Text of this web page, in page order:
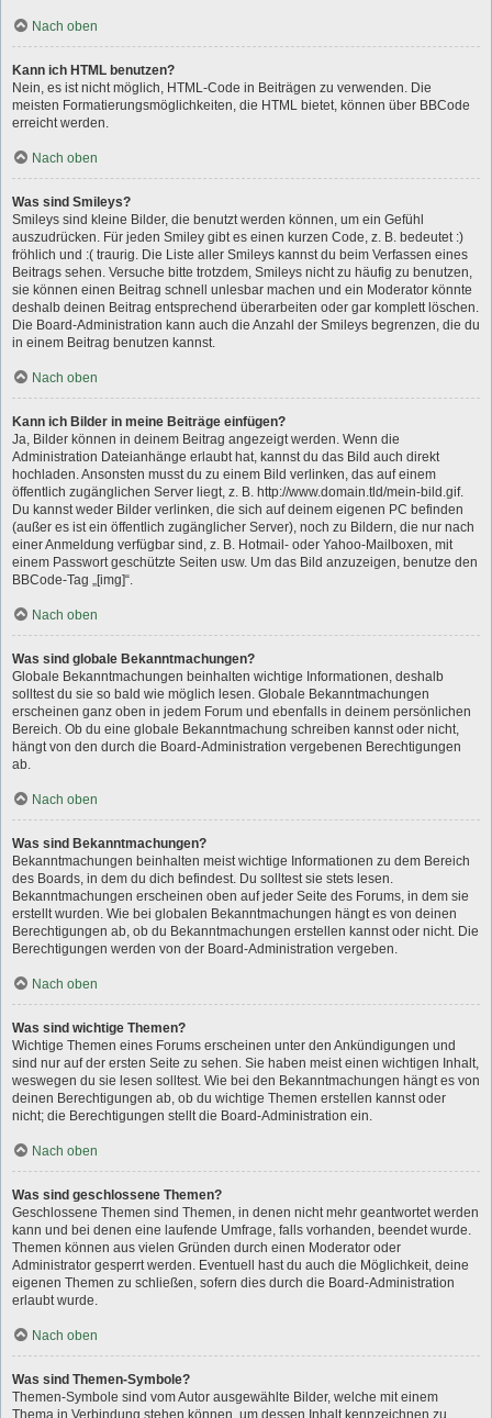
Nach oben
Kann ich HTML benutzen?
Nein, es ist nicht möglich, HTML-Code in Beiträgen zu verwenden. Die
meisten Formatierungsmöglichkeiten, die HTML bietet, können über BBCode
erreicht werden.
Nach oben
Was sind Smileys?
Smileys sind kleine Bilder, die benutzt werden können, um ein Gefühl
auszudrücken. Für jeden Smiley gibt es einen kurzen Code, z. B. bedeutet :)
fröhlich und :( traurig. Die Liste aller Smileys kannst du beim Verfassen eines
Beitrags sehen. Versuche bitte trotzdem, Smileys nicht zu häufig zu benutzen,
sie können einen Beitrag schnell unlesbar machen und ein Moderator könnte
deshalb deinen Beitrag entsprechend überarbeiten oder gar komplett löschen.
Die Board-Administration kann auch die Anzahl der Smileys begrenzen, die du
in einem Beitrag benutzen kannst.
Nach oben
Kann ich Bilder in meine Beiträge einfügen?
Ja, Bilder können in deinem Beitrag angezeigt werden. Wenn die
Administration Dateianhänge erlaubt hat, kannst du das Bild auch direkt
hochladen. Ansonsten musst du zu einem Bild verlinken, das auf einem
öffentlich zugänglichen Server liegt, z. B. http://www.domain.tld/mein-bild.gif.
Du kannst weder Bilder verlinken, die sich auf deinem eigenen PC befinden
(außer es ist ein öffentlich zugänglicher Server), noch zu Bildern, die nur nach
einer Anmeldung verfügbar sind, z. B. Hotmail- oder Yahoo-Mailboxen, mit
einem Passwort geschützte Seiten usw. Um das Bild anzuzeigen, benutze den
BBCode-Tag „[img]“.
Nach oben
Was sind globale Bekanntmachungen?
Globale Bekanntmachungen beinhalten wichtige Informationen, deshalb
solltest du sie so bald wie möglich lesen. Globale Bekanntmachungen
erscheinen ganz oben in jedem Forum und ebenfalls in deinem persönlichen
Bereich. Ob du eine globale Bekanntmachung schreiben kannst oder nicht,
hängt von den durch die Board-Administration vergebenen Berechtigungen
ab.
Nach oben
Was sind Bekanntmachungen?
Bekanntmachungen beinhalten meist wichtige Informationen zu dem Bereich
des Boards, in dem du dich befindest. Du solltest sie stets lesen.
Bekanntmachungen erscheinen oben auf jeder Seite des Forums, in dem sie
erstellt wurden. Wie bei globalen Bekanntmachungen hängt es von deinen
Berechtigungen ab, ob du Bekanntmachungen erstellen kannst oder nicht. Die
Berechtigungen werden von der Board-Administration vergeben.
Nach oben
Was sind wichtige Themen?
Wichtige Themen eines Forums erscheinen unter den Ankündigungen und
sind nur auf der ersten Seite zu sehen. Sie haben meist einen wichtigen Inhalt,
weswegen du sie lesen solltest. Wie bei den Bekanntmachungen hängt es von
deinen Berechtigungen ab, ob du wichtige Themen erstellen kannst oder
nicht; die Berechtigungen stellt die Board-Administration ein.
Nach oben
Was sind geschlossene Themen?
Geschlossene Themen sind Themen, in denen nicht mehr geantwortet werden
kann und bei denen eine laufende Umfrage, falls vorhanden, beendet wurde.
Themen können aus vielen Gründen durch einen Moderator oder
Administrator gesperrt werden. Eventuell hast du auch die Möglichkeit, deine
eigenen Themen zu schließen, sofern dies durch die Board-Administration
erlaubt wurde.
Nach oben
Was sind Themen-Symbole?
Themen-Symbole sind vom Autor ausgewählte Bilder, welche mit einem
Thema in Verbindung stehen können, um dessen Inhalt kennzeichnen zu